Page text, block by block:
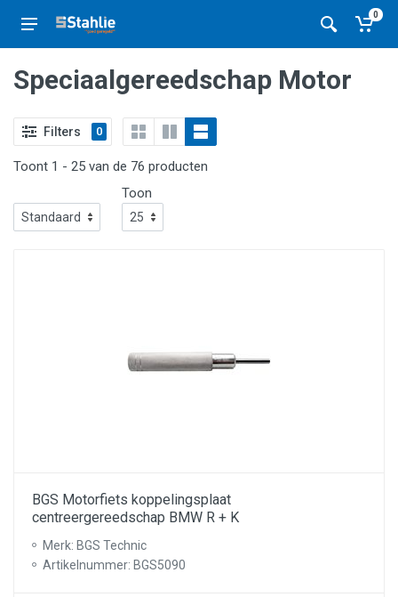
0
Speciaalgereedschap Motor
Filters 0
Toont 1 - 25 van de 76 producten
Toon
BGS Motorfiets koppelingsplaat
centreergereedschap BMW R + K
Merk: BGS Technic
Artikelnummer: BGS5090